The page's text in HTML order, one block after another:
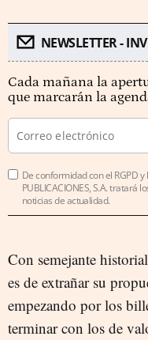
NEWSLETTER -
Cada mañana la
que marcarán la
De conformidad con el RGPD y
PUBLICACIONES, S.A. tratará
noticias de actualidad.
Con semejante
es de extrañar su
empezando por los
terminar con los de